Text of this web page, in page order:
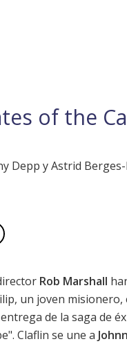
of the
Depp y Astrid
Rob Marshall
un joven misionero,
de la saga de
Claflin se une a